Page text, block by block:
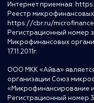
Интернет приемная:
Реестр
https://cbr.ru/
Регистрационный номер
Микрофинансовых
17.11.2011г.
ООО МКК «Айва»
организации Союз
«Микрофинансирование
Регистрационный номер